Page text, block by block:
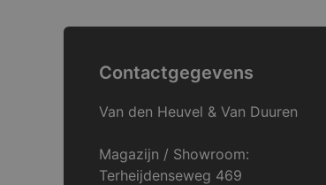
Contactgegevens
Van den Heuvel & Van Duuren
Magazijn / Showroom:
Terheijdenseweg 469